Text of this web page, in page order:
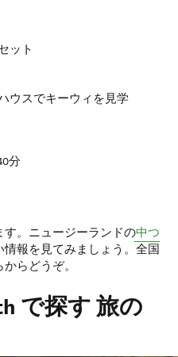
ット
ウスでキーウィを見学
分
。ニュージーランドの中つ
報を見てみましょう。全国
らどうぞ。
で探す 旅の